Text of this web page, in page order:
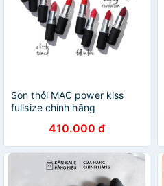
Son thỏi MAC power kiss
fullsize chính hãng
410.000 đ